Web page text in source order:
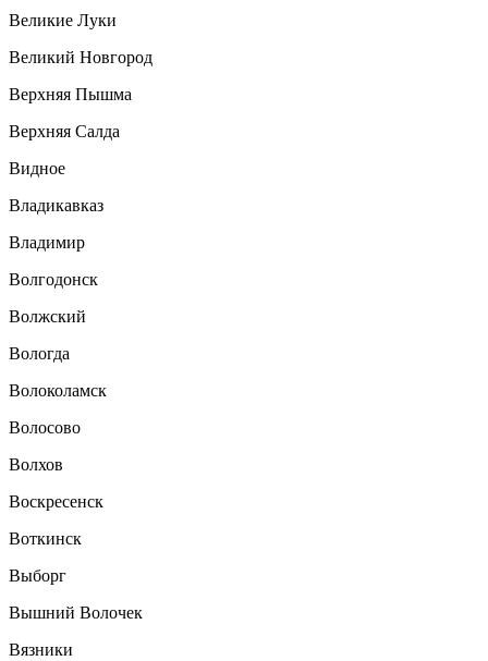
Великие Луки
Великий Новгород
Верхняя Пышма
Верхняя Салда
Видное
Владикавказ
Владимир
Волгодонск
Волжский
Вологда
Волоколамск
Волосово
Волхов
Воскресенск
Воткинск
Выборг
Вышний Волочек
Вязники